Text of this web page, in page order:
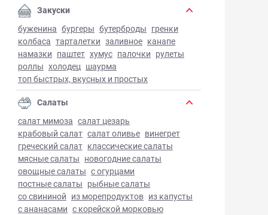
по-французски с помидорами - фото готового блюда
Закуски
буженина бургеры бутерброды гренки
колбаса тарталетки заливное канапе
намазки паштет хумус палочки рулеты
роллы холодец шаурма
топ быстрых, вкусных и простых
Салаты
салат мимоза салат цезарь
крабовый салат салат оливье винегрет
греческий салат классические салаты
мясные салаты новогодние салаты
овощные салаты с огурцами
постные салаты рыбные салаты
со свининой из морепродуктов из капусты
с ананасами с корейской морковью